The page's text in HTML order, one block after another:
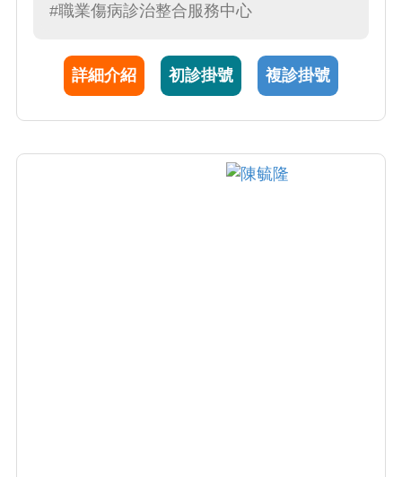
#職業傷病診治整合服務中心
詳細介紹 初診掛號 複診掛號